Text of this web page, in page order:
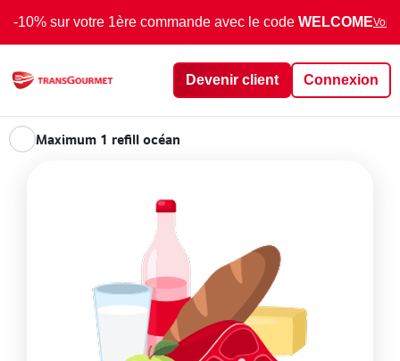
-10% sur votre 1ère commande avec le code WELCOMEVoir
Devenir client Connexion
Maximum 1 refill océan